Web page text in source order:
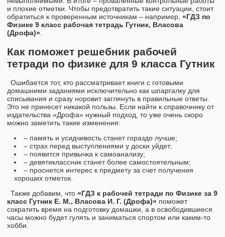
и плохие отметки. Чтобы предотвратить такие ситуации, стоит
обратиться к проверенным источникам – например, «ГДЗ по
Физике 9 класс рабочая тетрадь Гутник, Власова
(Дрофа)».
Как поможет решебник рабочей
тетради по физике для 9 класса Гутник
Ошибается тот, кто рассматривает книги с готовыми
домашними заданиями исключительно как шпаргалку для
списывания и сразу норовит заглянуть в правильные ответы.
Это не принесет никакой пользы. Если найти к справочнику от
издательства «Дрофа» нужный подход, то уже очень скоро
можно заметить такие изменения:
– память и усидчивость станет гораздо лучше;
– страх перед выступлениями у доски уйдет;
– появится привычка к самоанализу;
– девятиклассник станет более самостоятельным;
– проснется интерес к предмету за счет получения
хороших отметок.
Также добавим, что «ГДЗ к рабочей тетради по Физике за 9
класс Гутник Е. М., Власова И. Г. (Дрофа)» поможет
сократить время на подготовку домашки, а в освободившиеся
часы можно будет гулять и заниматься спортом или каким-то
хобби.